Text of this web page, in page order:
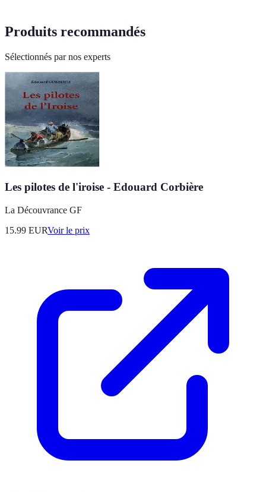
Produits recommandés
Sélectionnés par nos experts
Les pilotes de l'iroise - Edouard Corbière
La Découvrance GF
15.99 EURVoir le prix